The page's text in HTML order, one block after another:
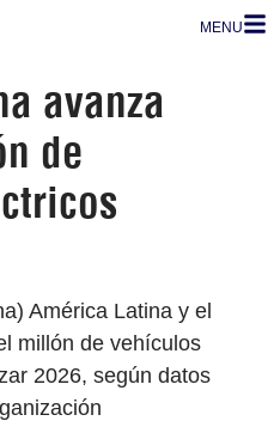
MENU
avanza
de
América Latina y el
millón de vehículos
2026, según datos